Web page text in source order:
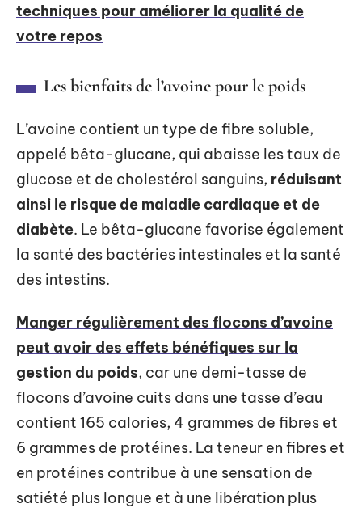
techniques pour améliorer la qualité de
votre repos
Les bienfaits de l’avoine pour le poids
L’avoine contient un type de fibre soluble,
appelé bêta-glucane, qui abaisse les taux de
glucose et de cholestérol sanguins, réduisant
ainsi le risque de maladie cardiaque et de
diabète. Le bêta-glucane favorise également
la santé des bactéries intestinales et la santé
des intestins.
Manger régulièrement des flocons d’avoine
peut avoir des effets bénéfiques sur la
gestion du poids, car une demi-tasse de
flocons d’avoine cuits dans une tasse d’eau
contient 165 calories, 4 grammes de fibres et
6 grammes de protéines. La teneur en fibres et
en protéines contribue à une sensation de
satiété plus longue et à une libération plus